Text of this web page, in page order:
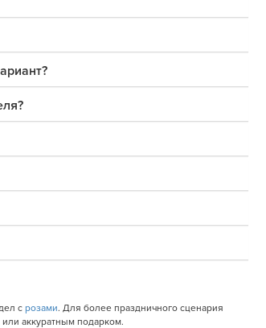
с розами. Для более праздничного сценария
аккуратным подарком.